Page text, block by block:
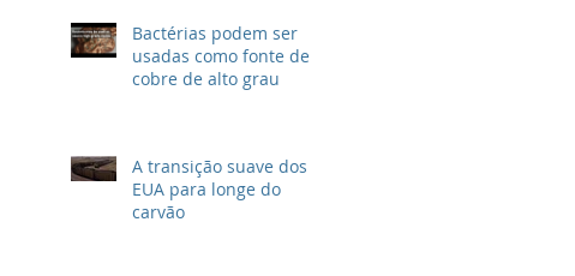
Bactérias podem ser
usadas como fonte de
cobre de alto grau
A transição suave dos
EUA para longe do
carvão